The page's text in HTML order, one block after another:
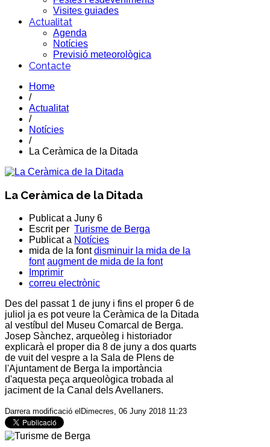
Visites guiades
Actualitat
Agenda
Notícies
Previsió meteorològica
Contacte
Home
/
Actualitat
/
Notícies
/
La Ceràmica de la Ditada
La Ceràmica de la Ditada
Publicat a Juny 6
Escrit per Turisme de Berga
Publicat a Notícies
mida de la font disminuir la mida de la
font augment de mida de la font
Imprimir
correu electrònic
Des del passat 1 de juny i fins el proper 6 de
juliol ja es pot veure la Ceràmica de la Ditada
al vestíbul del Museu Comarcal de Berga.
Josep Sànchez, arqueòleg i historiador
explicarà el proper dia 8 de juny a dos quarts
de vuit del vespre a la Sala de Plens de
l'Ajuntament de Berga la importància
d'aquesta peça arqueològica trobada al
jaciment de la Canal dels Avellaners.
Darrera modificació elDimecres, 06 Juny 2018 11:23